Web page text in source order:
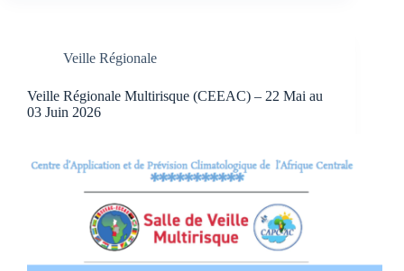
Veille Régionale
Veille Régionale Multirisque (CEEAC) – 22 Mai au
03 Juin 2026